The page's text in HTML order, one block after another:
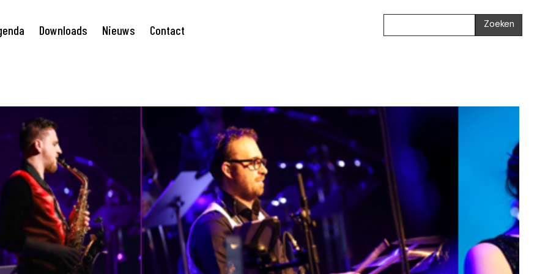
Downloads Nieuws Contact